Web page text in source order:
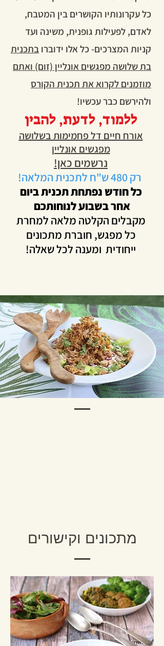
כל עקרונותיו הקושרים בין המטבח,
לאדם, לפעילות גופנית, משינה ועד
קניות המצרכים- כל אלו ידוברו בתכנית
בת שלושה מפגשים אונליין (זום) ואתם
מוזמנים לקרוא את תכנית הקורס
ולהירשם כבר עכשיו!
ללמוד, לדעת, להבין
אורח חיים דל פחמימות בשלושה
מפגשים אונליין
נרשמים כאן!
רק 480 ש"ח
לתכנית המלאה!
כל חודש נפתחת תכנית ביום
אחר בשבוע לנוחותכם
מקבלים הקלטה מלאה למחרת
כל מפגש, חוברת מתכונים
ייחודית ומענה לכל שאלה!
מתכונים וקישורים